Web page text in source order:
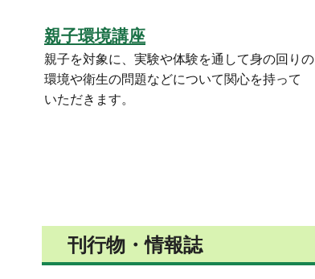
親子環境講座
親子を対象に、実験や体験を通して身の回りの
環境や衛生の問題などについて関心を持って
いただきます。
刊行物・情報誌